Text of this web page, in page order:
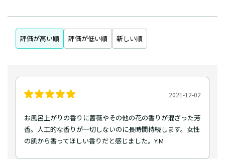
評価が高い順 評価が低い順 新しい順
2021-12-02
お風呂上がりの香りに薔薇やその他の花の香りが混ざった芳
香。人工的な香りが一切しないのに長時間持続します。女性
の肌から香ってほしい香りだと感じました。Y.M